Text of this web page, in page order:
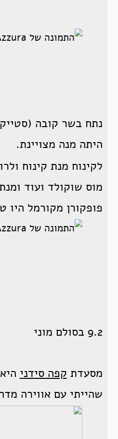
נתח בשר קובה
היתה מנה מצויינת.
לקינוח מנת קינוח
מוס שוקולד ועוד
פופקורן מקורמל היו
9.2 בסולם מוני
מסעדת קפה סידני
שהייתי עם אווירה